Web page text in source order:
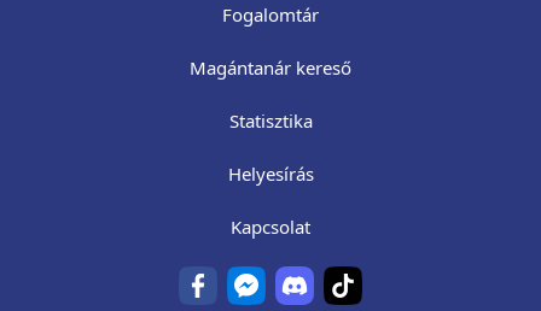
Fogalomtár
Magántanár kereső
Statisztika
Helyesírás
Kapcsolat